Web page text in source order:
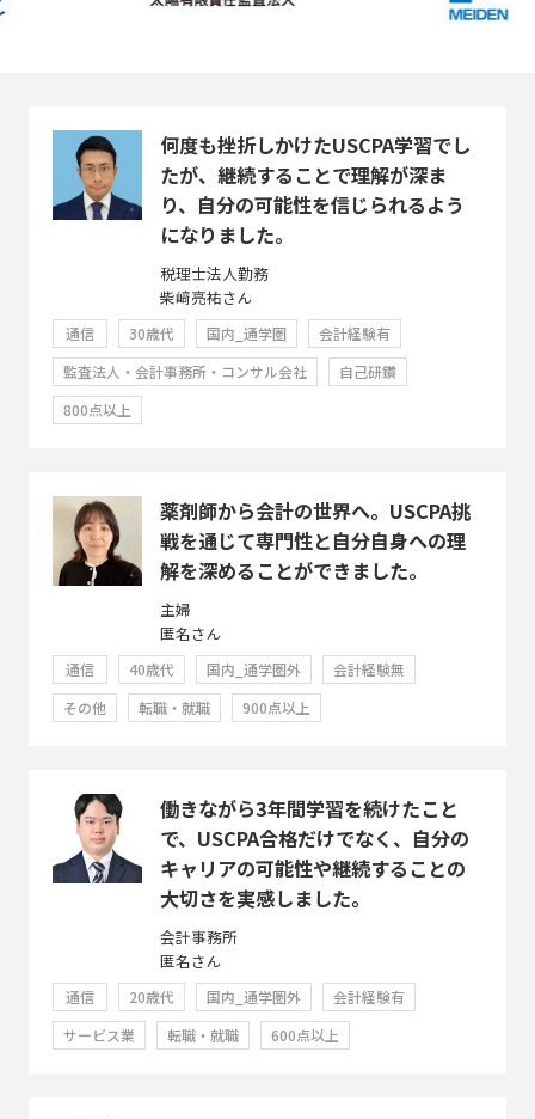
何度も挫折しかけたUSCPA学習でし
たが、継続することで理解が深ま
り、自分の可能性を信じられるよう
になりました。
税理士法人勤務
柴﨑亮祐さん
通信 30歳代 国内_通学圏
会計経験有
監査法人・会計事務所・コンサル会社
自己研鑽
800点以上
薬剤師から会計の世界へ。USCPA挑
戦を通じて専門性と自分自身への理
解を深めることができました。
主婦
匿名さん
通信 40歳代 国内_通学圏外
会計経験無
その他
転職・就職 900点以上
働きながら3年間学習を続けたこと
で、USCPA合格だけでなく、自分の
キャリアの可能性や継続することの
大切さを実感しました。
会計事務所
匿名さん
通信 20歳代 国内_通学圏外
会計経験有
サービス業
転職・就職 600点以上